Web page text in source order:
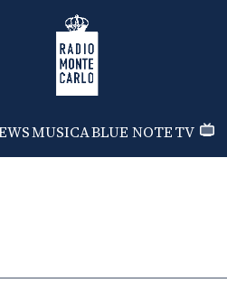
Radio Monte Carlo
MUSICABLUE NOTETV